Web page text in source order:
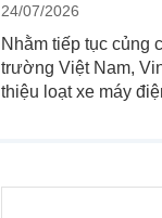
24/07/2026
Nhằm tiếp tục củng
trường Việt Nam,
thiệu loạt xe máy